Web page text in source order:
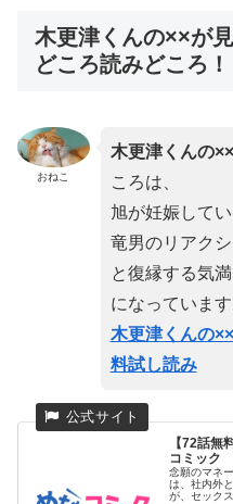
木更津くんの××が
どころ読みどころ！
おねこ
木更津くんの
ころは、
旭が妊娠して
竜男のリアク
と復縁する気
になっています
木更津くんの
料試し読み
【72話無
コミック
念願のマネ
は、社内外
が、セック